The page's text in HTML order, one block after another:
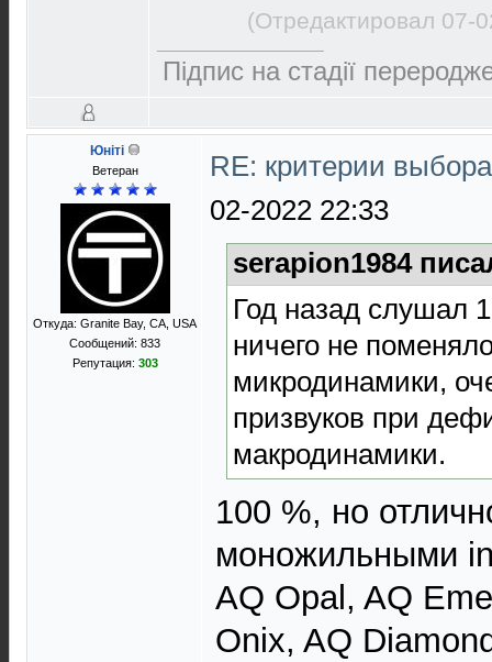
(Отредактировал 07-
Підпис на стадії
Юнiтi
Ветеран
Откуда: Granite Bay, CA, USA
Сообщений: 833
Репутация: 303
RE: критерии
02-2022 22:33
serapion1984
Год назад слушал
ничего не
микродинамики,
призвуков при
макродинамики.
100 %, но
моножильными
AQ Opal, AQ
Onix, AQ